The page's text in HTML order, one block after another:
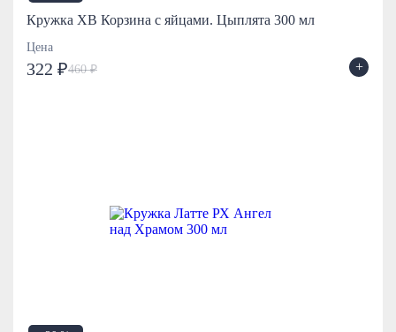
Кружка ХВ Корзина с яйцами. Цыплята 300 мл
Цена
322 ₽460 ₽ +